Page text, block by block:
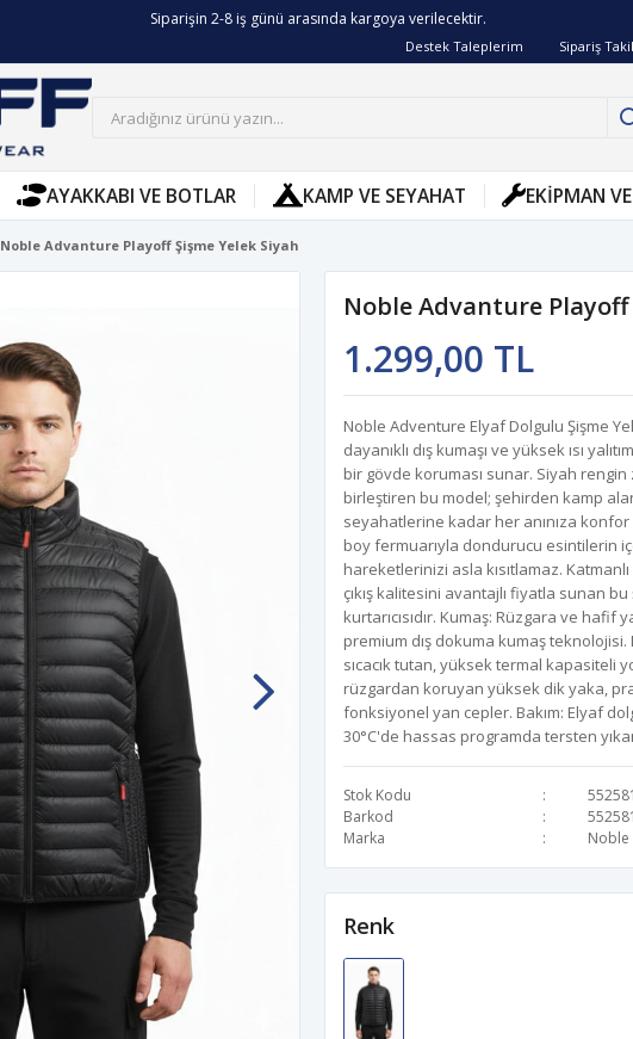
Siparişin 2-8 iş günü arasında kargoya verilecektir.
Destek Taleplerim Sipariş
AYAKKABI VE BOTLAR KAMP VE SEYAHAT EKIPMAN
Noble Advanture Playoff Şişme Yelek Siyah
Noble Advanture Playoff
1.299,00 TL
Noble Adventure Elyaf Dolgulu Şişme
dayanıklı dış kumaşı ve yüksek ısı
bir gövde koruması sunar. Siyah
birleştiren bu model; şehirden kamp
seyahatlerine kadar her anınıza
boy fermuarıyla dondurucu esintilerin
hareketlerinizi asla kısıtlamaz.
çıkış kalitesini avantajlı fiyatla sunan
kurtarıcısıdır. Kumaş: Rüzgara ve hafif
premium dış dokuma kumaş
sıcacık tutan, yüksek termal kapasiteli
rüzgardan koruyan yüksek dik yaka,
fonksiyonel yan cepler. Bakım: Elyaf
30°C'de hassas programda tersten
Stok Kodu
Barkod
Marka
Noble
Renk